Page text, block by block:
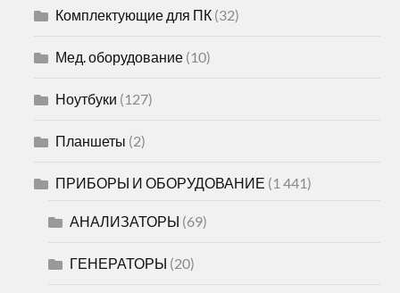
Комплектующие для ПК (32)
Мед. оборудование (10)
Ноутбуки (127)
Планшеты (2)
ПРИБОРЫ И ОБОРУДОВАНИЕ (1 441)
АНАЛИЗАТОРЫ (69)
ГЕНЕРАТОРЫ (20)